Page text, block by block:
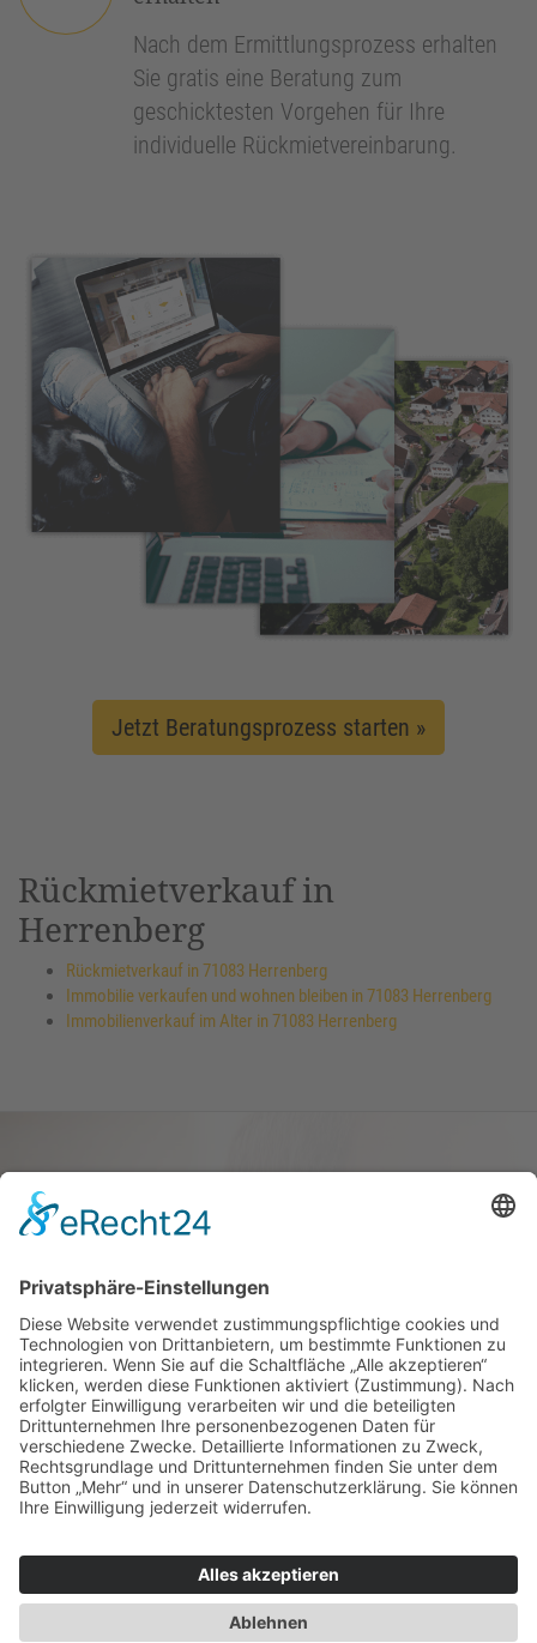
Nach dem Ermittlungsprozess erhalten
Sie gratis eine Beratung zum
geschicktesten Vorgehen für Ihre
individuelle Rückmietvereinbarung.
Jetzt Beratungsprozess starten »
Rückmietverkauf in
Herrenberg
Rückmietverkauf in 71083 Herrenberg
Immobilie verkaufen und wohnen bleiben in 71083 Herrenberg
Immobilienverkauf im Alter in 71083 Herrenberg
verkaufen und darin
wohnen bleiben
Verkaufen Sie Ihr Haus oder Ihre
Eigen­tums­woh­nung und bleiben Sie
darin wohnen.
Jetzt Ermittlung starten »
Regional